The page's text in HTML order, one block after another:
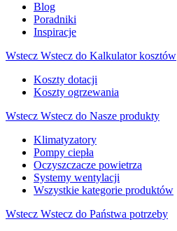
Blog
Poradniki
Inspiracje
Wstecz Wstecz do Kalkulator kosztów
Koszty dotacji
Koszty ogrzewania
Wstecz Wstecz do Nasze produkty
Klimatyzatory
Pompy ciepła
Oczyszczacze powietrza
Systemy wentylacji
Wszystkie kategorie produktów
Wstecz Wstecz do Państwa potrzeby